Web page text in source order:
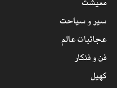
معیشت
سیر و سیاحت
عجائبات عالم
فن و فنکار
کھیل